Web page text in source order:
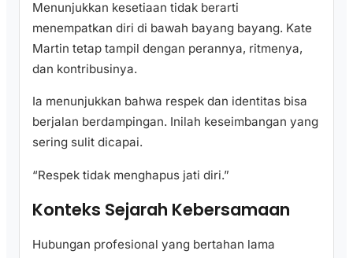
Menunjukkan kesetiaan tidak berarti
menempatkan diri di bawah bayang bayang. Kate
Martin tetap tampil dengan perannya, ritmenya,
dan kontribusinya.
Ia menunjukkan bahwa respek dan identitas bisa
berjalan berdampingan. Inilah keseimbangan yang
sering sulit dicapai.
“Respek tidak menghapus jati diri.”
Konteks Sejarah Kebersamaan
Hubungan profesional yang bertahan lama